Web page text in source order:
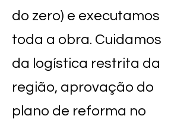
do zero) e executamos
toda a obra. Cuidamos
da logística restrita da
região, aprovação do
plano de reforma no